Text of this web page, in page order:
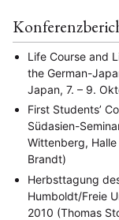
Life Course and
the German-
Japan, 7. – 9.
First Students’
Südasien-
Wittenberg,
Brandt)
Herbsttagung
Humboldt/Freie
2010 (Thomas